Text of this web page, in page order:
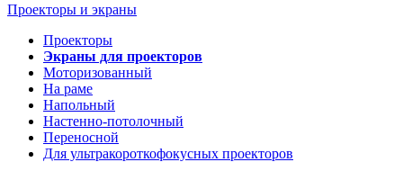
Проекторы и экраны
Проекторы
Экраны для проекторов
Моторизованный
На раме
Напольный
Настенно-потолочный
Переносной
Для ультракороткофокусных проекторов